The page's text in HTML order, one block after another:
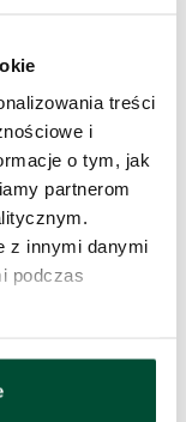
treści
i
o tym, jak
partnerom
z innymi danymi
podczas
prośbę o
.